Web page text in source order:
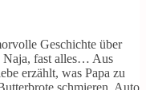
Geschichte über
Naja, fast alles… Aus
erzählt, was Papa zu
schmieren, Auto